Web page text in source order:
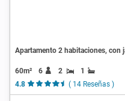
Apartamento 2 habitaciones, con
60m² 6 2
1
4.8
( 14 Reseñas )